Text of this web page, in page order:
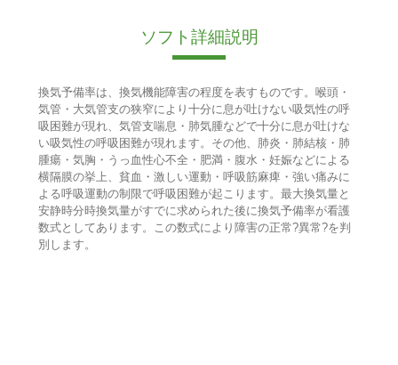
ソフト詳細説明
換気予備率は、換気機能障害の程度を表すものです。喉頭・
気管・大気管支の狭窄により十分に息が吐けない吸気性の呼
吸困難が現れ、気管支喘息・肺気腫などで十分に息が吐けな
い吸気性の呼吸困難が現れます。その他、肺炎・肺結核・肺
腫瘍・気胸・うっ血性心不全・肥満・腹水・妊娠などによる
横隔膜の挙上、貧血・激しい運動・呼吸筋麻痺・強い痛みに
よる呼吸運動の制限で呼吸困難が起こります。最大換気量と
安静時分時換気量がすでに求められた後に換気予備率が看護
数式としてあります。この数式により障害の正常?異常?を判
別します。